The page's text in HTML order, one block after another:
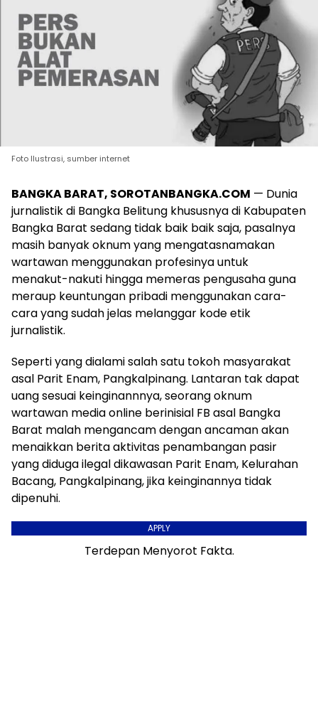
Foto Ilustrasi, sumber internet
BANGKA BARAT, SOROTANBANGKA.COM — Dunia
jurnalistik di Bangka Belitung khususnya di Kabupaten
Bangka Barat sedang tidak baik baik saja, pasalnya
masih banyak oknum yang mengatasnamakan
wartawan menggunakan profesinya untuk
menakut-nakuti hingga memeras pengusaha guna
meraup keuntungan pribadi menggunakan cara-
cara yang sudah jelas melanggar kode etik
jurnalistik.
Seperti yang dialami salah satu tokoh masyarakat
asal Parit Enam, Pangkalpinang. Lantaran tak dapat
uang sesuai keinginannnya, seorang oknum
wartawan media online berinisial FB asal Bangka
Barat malah mengancam dengan ancaman akan
menaikkan berita aktivitas penambangan pasir
yang diduga ilegal dikawasan Parit Enam, Kelurahan
Bacang, Pangkalpinang, jika keinginannya tidak
dipenuhi.
APPLY
Terdepan Menyorot Fakta.